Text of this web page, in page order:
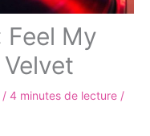
Feel My
/ 4 minutes de lecture /